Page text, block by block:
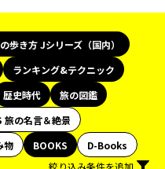
歩き方 Jシリーズ（国内）
ランキング&テクニック
歴史時代
旅の図鑑
旅の名言＆絶景
物 BOOKS
D-Books
絞り込み条件を追加